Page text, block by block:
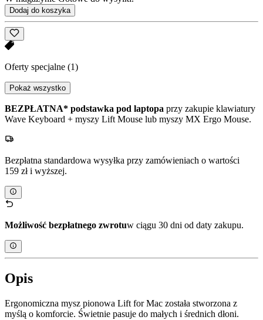
Dodaj do koszyka
Oferty specjalne (1)
Pokaż wszystko
BEZPŁATNA* podstawka pod laptopa przy zakupie klawiatury
Wave Keyboard + myszy Lift Mouse lub myszy MX Ergo Mouse.
Bezpłatna standardowa wysyłka przy zamówieniach o wartości
159 zł i wyższej.
Możliwość bezpłatnego zwrotuw ciągu 30 dni od daty zakupu.
Opis
Ergonomiczna mysz pionowa Lift for Mac została stworzona z
myślą o komforcie. Świetnie pasuje do małych i średnich dłoni.